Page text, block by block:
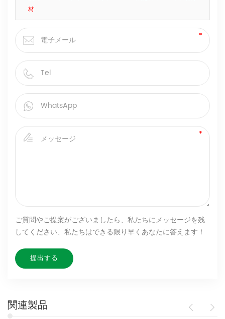
材
ご質問やご提案がございましたら、私たちにメッセージを残
してください、私たちはできる限り早くあなたに答えます！
関連製品